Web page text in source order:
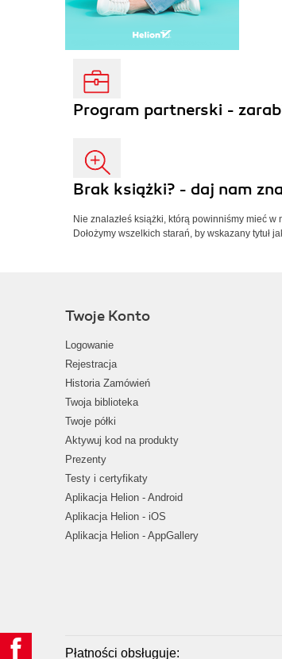
Program partnerski -
Brak książki? - daj nam
Nie znalazłeś książki, którą powinniśmy mieć
Dołożymy wszelkich starań, by wskazany tytuł
Twoje Konto
Logowanie
Rejestracja
Historia Zamówień
Twoja biblioteka
Twoje półki
Aktywuj kod na produkty
Prezenty
Testy i certyfikaty
Aplikacja Helion - Android
Aplikacja Helion - iOS
Aplikacja Helion - AppGallery
Płatności obsługuje: